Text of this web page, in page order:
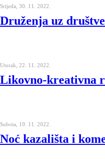
Srijeda, 30. 11. 2022.
Druženja uz
Utorak, 22. 11. 2022.
Likovno-kreativna
Subota, 19. 11. 2022.
Noć kazališta i